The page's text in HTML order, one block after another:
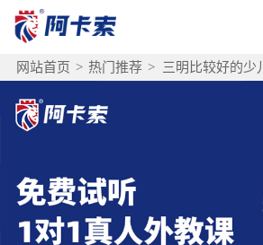
网站首页 > 热门推荐 > 三明比较好的少